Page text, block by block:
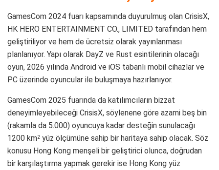
GamesCom 2024 fuarı kapsamında duyurulmuş olan CrisisX,
HK HERO ENTERTAINMENT CO., LIMITED tarafından hem
geliştiriliyor ve hem de ücretsiz olarak yayınlanması
planlanıyor. Yapı olarak DayZ ve Rust esintilerinin olacağı
oyun, 2026 yılında Android ve iOS tabanlı mobil cihazlar ve
PC üzerinde oyuncular ile buluşmaya hazırlanıyor.
GamesCom 2025 fuarında da katılımcıların bizzat
deneyimleyebileceği CrisisX, söylenene göre azami beş bin
(rakamla da 5.000) oyuncuya kadar desteğin sunulacağı
1200 km2 yüz ölçümüne sahip bir haritaya sahip olacak. Söz
konusu Hong Kong menşeli bir geliştirici olunca, doğrudan
bir karşılaştırma yapmak gerekir ise Hong Kong yüz